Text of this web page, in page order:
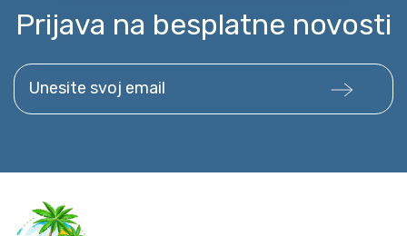
Prijava na besplatne novosti
Unesite svoj email